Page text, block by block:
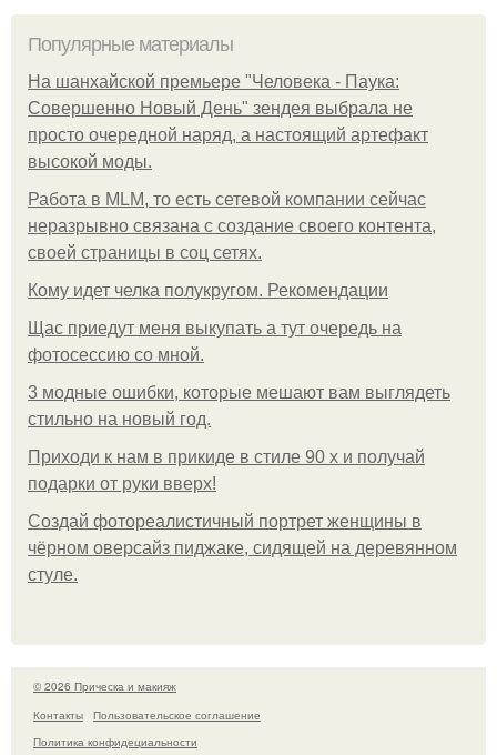
Популярные материалы
На шанхайской премьере "Человека - Паука:
Совершенно Новый День" зендея выбрала не
просто очередной наряд, а настоящий артефакт
высокой моды.
Работа в MLM, то есть сетевой компании сейчас
неразрывно связана с создание своего контента,
своей страницы в соц сетях.
Кому идет челка полукругом. Рекомендации
Щас приедут меня выкупать а тут очередь на
фотосессию со мной.
3 модные ошибки, которые мешают вам выглядеть
стильно на новый год.
Приходи к нам в прикиде в стиле 90 х и получай
подарки от руки вверх!
Создай фотореалистичный портрет женщины в
чёрном оверсайз пиджаке, сидящей на деревянном
стуле.
© 2026 Прическа и макияж
Контакты
Пользовательское соглашение
Политика конфидециальности